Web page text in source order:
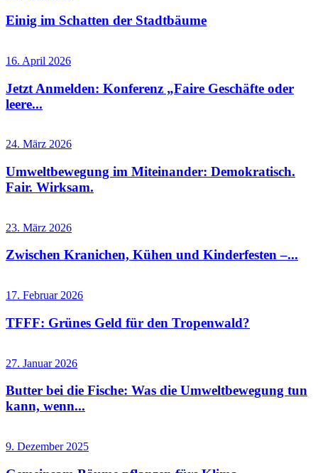
Einig im Schatten der Stadtbäume
16. April 2026
Jetzt Anmelden: Konferenz „Faire Geschäfte oder
leere...
24. März 2026
Umweltbewegung im Miteinander: Demokratisch.
Fair. Wirksam.
23. März 2026
Zwischen Kranichen, Kühen und Kinderfesten –...
17. Februar 2026
TFFF: Grünes Geld für den Tropenwald?
27. Januar 2026
Butter bei die Fische: Was die Umweltbewegung tun
kann, wenn...
9. Dezember 2025